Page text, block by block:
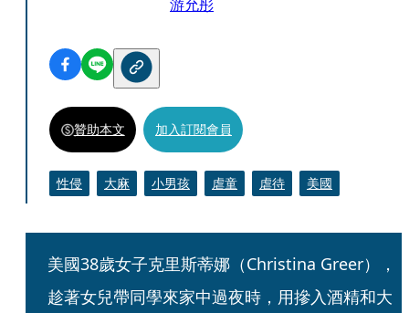
游允彤
贊助本文 加入訂閱會員
性侵 大麻 小男孩 虐童 虐待 美國
美國38歲女子克里斯蒂娜（Christina Greer），
趁著女兒帶同學來家中過夜時，用摻入酒精和大